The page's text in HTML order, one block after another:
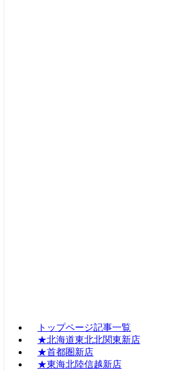
トップページ記事一覧
★北海道東北北関東新店
★首都圏新店
★東海北陸信越新店